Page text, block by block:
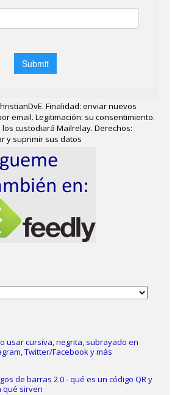
Finalidad: enviar nuevos
email. Legitimación: su consentimiento.
custodiará Mailrelay. Derechos:
y suprimir sus datos
usar cursiva, negrita, subrayado en
Twitter/Facebook y más
de barras 2.0 - qué es un código QR y
qué sirven